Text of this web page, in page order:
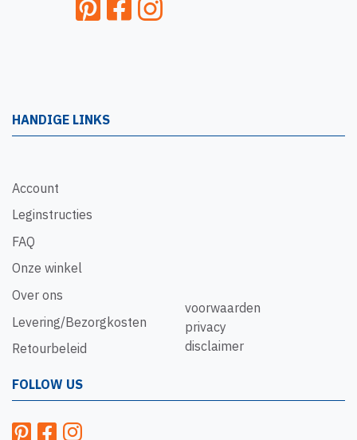
HANDIGE LINKS
Account
Leginstructies
FAQ
Onze winkel
Over ons
Levering/Bezorgkosten
Retourbeleid
voorwaarden
privacy
disclaimer
FOLLOW US